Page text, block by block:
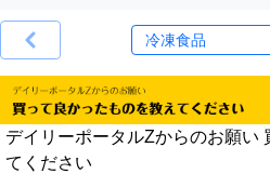
デイリーポータルZからのお願い
てください